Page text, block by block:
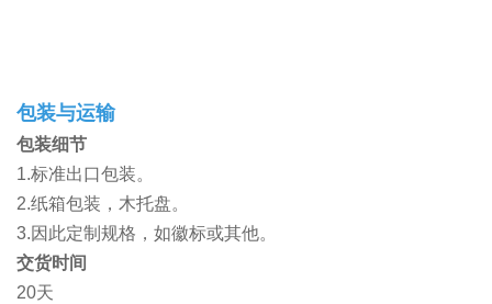
包装与运输
包装细节
1.标准出口包装。
2.纸箱包装，木托盘。
3.因此定制规格，如徽标或其他。
交货时间
20天